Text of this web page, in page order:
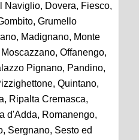
Naviglio, Dovera, Fiesco,
Grumello
Madignano, Monte
Offanengo,
Pignano, Pandino,
Quintano,
Ripalta Cremasca,
d'Adda, Romanengo,
Sergnano, Sesto ed